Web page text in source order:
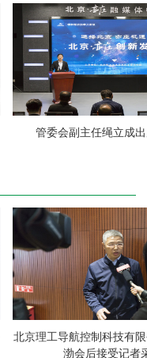
管委会副主任绳立成
北京理工导航控制科技有
渤会后接受记者